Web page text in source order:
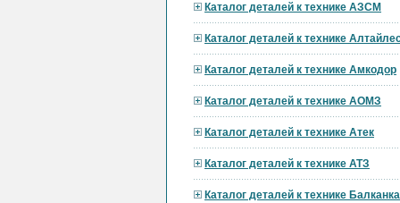
Каталог деталей к технике АЗСМ
Каталог деталей к технике
Каталог деталей к технике Амкодор
Каталог деталей к технике АОМЗ
Каталог деталей к технике Атек
Каталог деталей к технике АТЗ
Каталог деталей к технике